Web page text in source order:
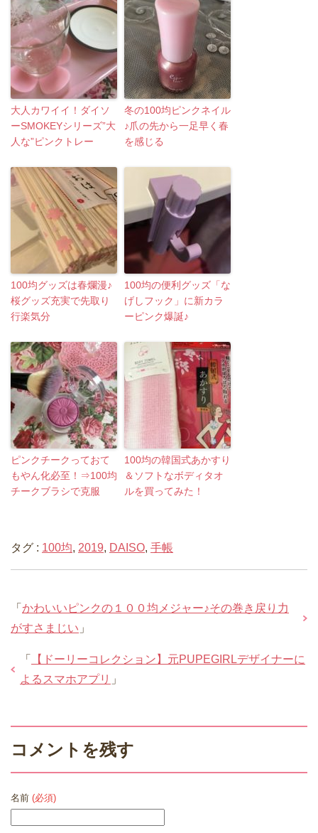
大人カワイイ！ダイソ
ーSMOKEYシリーズ”大
人な”ピンクトレー
冬の100均ピンクネイル
♪爪の先から一足早く春
を感じる
100均グッズは春爛漫♪
桜グッズ充実で先取り
行楽気分
100均の便利グッズ「な
げしフック」に新カラ
ーピンク爆誕♪
ピンクチークっておて
もやん化必至！⇒100均
チークブラシで克服
100均の韓国式あかすり
＆ソフトなボディタオ
ルを買ってみた！
タグ : 100均, 2019, DAISO, 手帳
「 かわいいピンクの１００均メジャー♪その巻き戻り力
がすさまじい 」
「
【ドーリーコレクション】元PUPEGIRLデザイナーに
よるスマホアプリ 」
コメントを残す
名前 (必須)